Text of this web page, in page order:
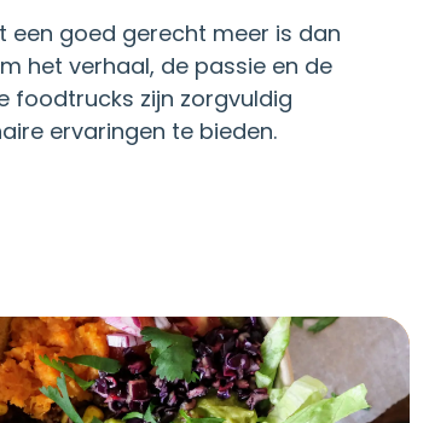
een goed gerecht meer is dan
het verhaal, de passie en de
foodtrucks zijn zorgvuldig
ervaringen te bieden.